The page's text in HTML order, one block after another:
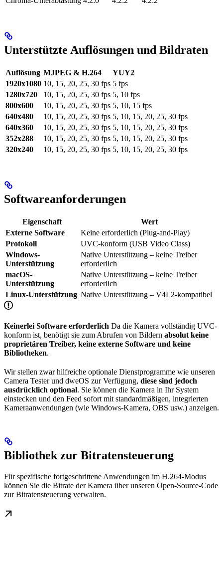
Unterstützte Auflösungen und Bildraten
Auflösung MJPEG & H.264
YUY2
1920x1080 10, 15, 20, 25, 30 fps 5 fps
1280x720
10, 15, 20, 25, 30 fps 5, 10 fps
800x600
10, 15, 20, 25, 30 fps 5, 10, 15 fps
640x480
10, 15, 20, 25, 30 fps 5, 10, 15, 20, 25, 30 fps
640x360
10, 15, 20, 25, 30 fps 5, 10, 15, 20, 25, 30 fps
352x288
10, 15, 20, 25, 30 fps 5, 10, 15, 20, 25, 30 fps
320x240
10, 15, 20, 25, 30 fps 5, 10, 15, 20, 25, 30 fps
Softwareanforderungen
Eigenschaft
Wert
Externe Software
Keine erforderlich (Plug-and-Play)
Protokoll
UVC-konform (USB Video Class)
Windows-
Unterstützung
Native Unterstützung – keine Treiber
erforderlich
macOS-
Unterstützung
Native Unterstützung – keine Treiber
erforderlich
Linux-Unterstützung Native Unterstützung – V4L2-kompatibel
Keinerlei Software erforderlich Da die Kamera vollständig UVC-
konform ist, benötigt sie zum Abrufen von Bildern absolut keine
proprietären Treiber, keine externe Software und keine
Bibliotheken.
Wir stellen zwar hilfreiche optionale Dienstprogramme wie unseren
Camera Tester und dweOS zur Verfügung, diese sind jedoch
ausdrücklich optional. Sie können die Kamera in Ihr System
einstecken und den Feed sofort mit standardmäßigen, integrierten
Kameraanwendungen (wie Windows-Kamera, OBS usw.) anzeigen.
Bibliothek zur Bitratensteuerung
Für spezifische fortgeschrittene Anwendungen im H.264-Modus
können Sie die Bitrate der Kamera über unseren Open-Source-Code
zur Bitratensteuerung verwalten.